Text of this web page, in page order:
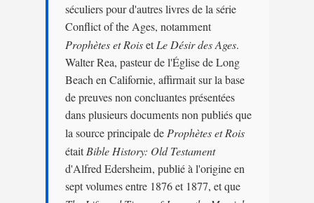
séculiers pour d'autres livres de la série
Conflict of the Ages, notamment
Prophètes et RoisetLe Désir des Ages.
Walter Rea, pasteur de l'Église de Long
Beach en Californie, affirmait sur la base
de preuves non concluantes présentées
dans plusieurs documents non publiés que
la source principale de Prophètes et Rois
étaitBible History: Old Testament
d'Alfred Edersheim, publié à l'origine en
sept volumes entre 1876 et 1877, et que